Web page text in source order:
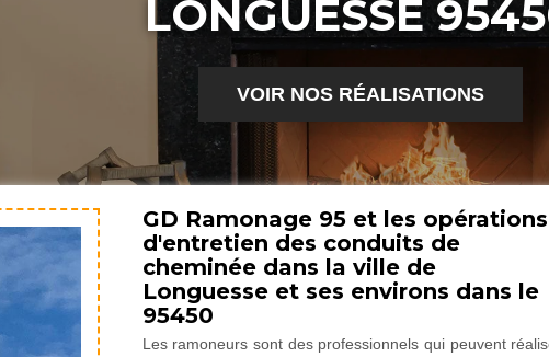
LONGUESSE
VOIR NOS RÉALISATIONS
GD Ramonage 95 et les opérations
d'entretien des conduits de
cheminée dans la ville de
Longuesse et ses environs dans le
95450
Les ramoneurs sont des professionnels qui peuvent